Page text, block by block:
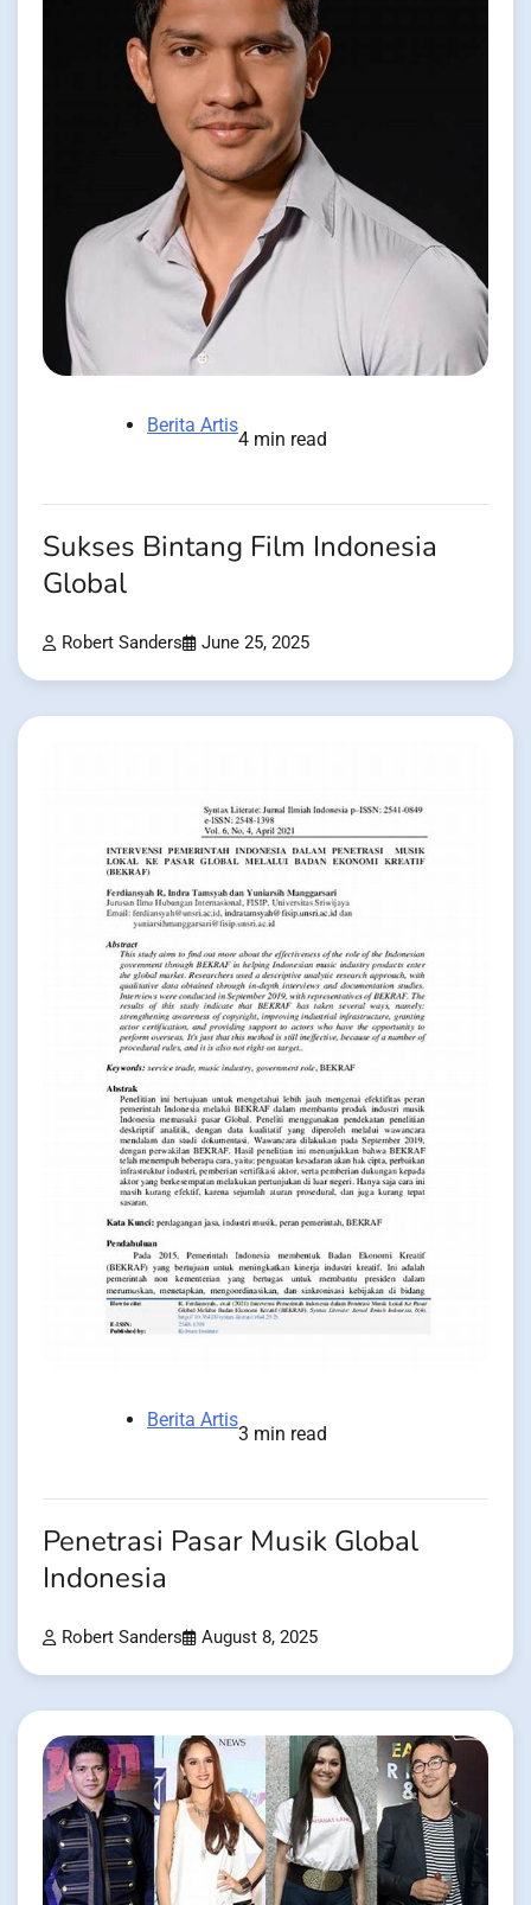
Berita Artis
4 min read
Sukses Bintang Film Indonesia
Global
Robert Sanders June 25, 2025
Berita Artis
3 min read
Penetrasi Pasar Musik Global
Indonesia
Robert Sanders August 8, 2025